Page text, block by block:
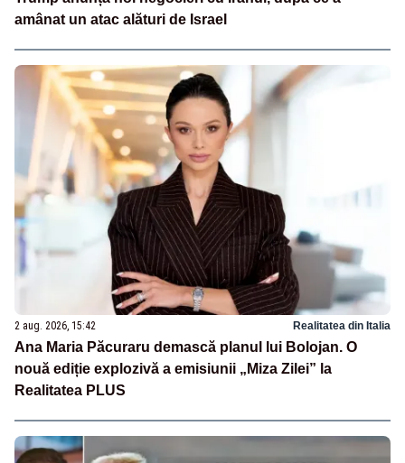
amânat un atac alături de Israel
2 aug. 2026, 15:42 Realitatea din Italia
Ana Maria Păcuraru demască planul lui Bolojan. O
nouă ediție explozivă a emisiunii „Miza Zilei” la
Realitatea PLUS